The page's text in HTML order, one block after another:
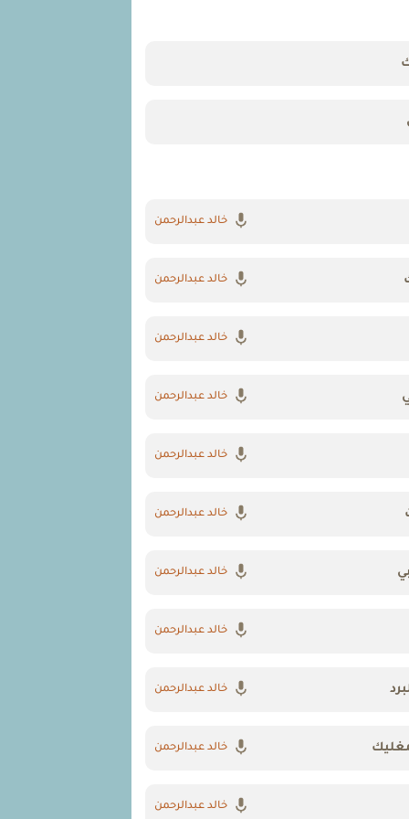
خالد عبدالرحمن
خالد عبدالرحمن
خالد عبدالرحمن
خالد عبدالرحمن
خالد عبدالرحمن
خالد عبدالرحمن
خالد عبدالرحمن
خالد عبدالرحمن
خالد عبدالرحمن
خالد عبدالرحمن
خالد عبدالرحمن